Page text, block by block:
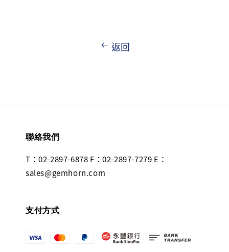
返回
聯絡我們
T：02-2897-6878 F：02-2897-7279 E：
sales@gemhorn.com
支付方式